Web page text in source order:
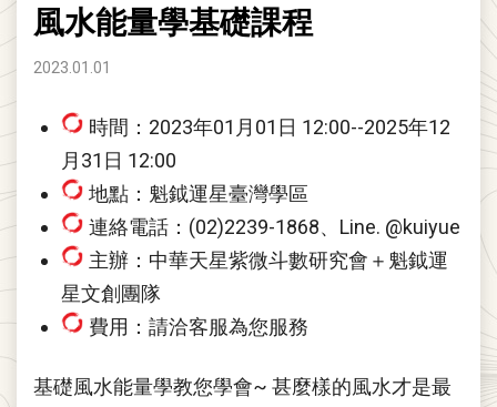
風水能量學基礎課程
2023.01.01
時間： 2023年01月01日 12:00--2025年12
月31日 12:00
地點：魁鉞運星臺灣學區
連絡電話：(02)2239-1868、Line. @kuiyue
主辦：中華天星紫微斗數研究會＋魁鉞運
星文創團隊
費用：請洽客服為您服務
基礎風水能量學教您學會~ 甚麼樣的風水才是最